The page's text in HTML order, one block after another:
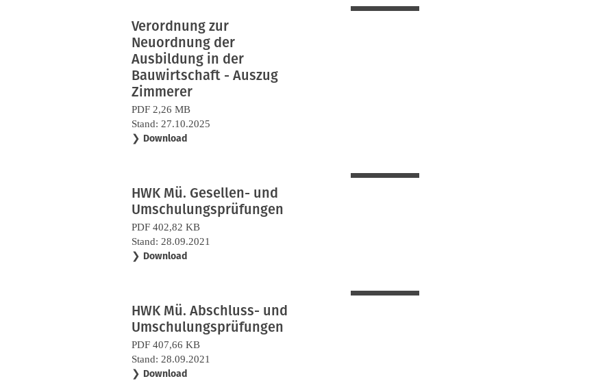
Verordnung zur
Neuordnung der
Ausbildung in der
Bauwirtschaft - Auszug
Zimmerer
PDF 2,26 MB
Stand: 27.10.2025
❯ Download
HWK Mü. Gesellen- und
Umschulungsprüfungen
PDF 402,82 KB
Stand: 28.09.2021
❯ Download
HWK Mü. Abschluss- und
Umschulungsprüfungen
PDF 407,66 KB
Stand: 28.09.2021
❯ Download